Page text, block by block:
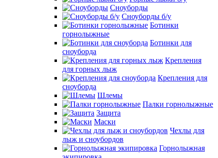
Сноуборды
Сноуборды б/у
Ботинки
горнолыжные
Ботинки для
сноуборда
Крепления
для горных лыж
Крепления для
сноуборда
Шлемы
Палки горнолыжные
Защита
Маски
Чехлы для
лыж и сноубордов
Горнолыжная